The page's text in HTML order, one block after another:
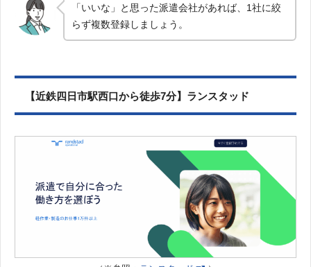
「いいな」と思った派遣会社があれば、1社に絞
らず複数登録しましょう。
【近鉄四日市駅西口から徒歩7分】ランスタッド